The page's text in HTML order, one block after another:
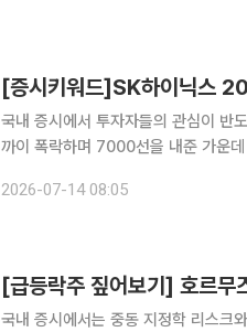
국내 증시에서 투자자들의 관심이 반
까이 폭락하며 7000선을 내준 가운
2026-07-14 08:05
국내 증시에서는 중동 지정학 리스크